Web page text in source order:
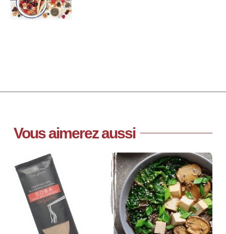
Vous aimerez aussi